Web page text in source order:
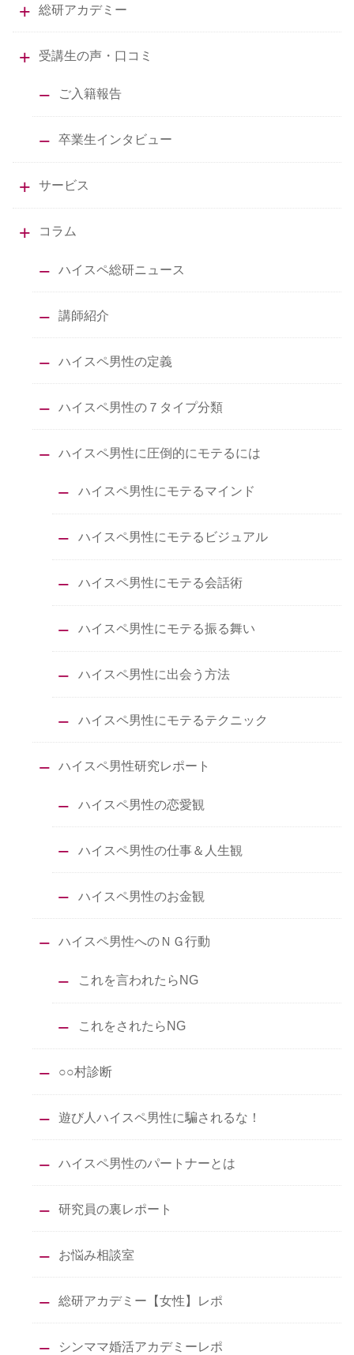
総研アカデミー
受講生の声・口コミ
ご入籍報告
卒業生インタビュー
サービス
コラム
ハイスペ総研ニュース
講師紹介
ハイスペ男性の定義
ハイスペ男性の７タイプ分類
ハイスペ男性に圧倒的にモテるには
ハイスペ男性にモテるマインド
ハイスペ男性にモテるビジュアル
ハイスペ男性にモテる会話術
ハイスペ男性にモテる振る舞い
ハイスペ男性に出会う方法
ハイスペ男性にモテるテクニック
ハイスペ男性研究レポート
ハイスペ男性の恋愛観
ハイスペ男性の仕事＆人生観
ハイスペ男性のお金観
ハイスペ男性へのＮＧ行動
これを言われたらNG
これをされたらNG
○○村診断
遊び人ハイスペ男性に騙されるな！
ハイスペ男性のパートナーとは
研究員の裏レポート
お悩み相談室
総研アカデミー【女性】レポ
シンママ婚活アカデミーレポ